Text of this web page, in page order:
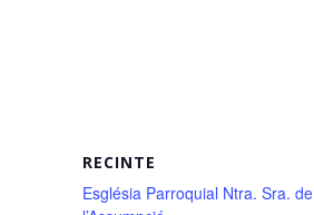
RECINTE
Església Parroquial Ntra. Sra. de